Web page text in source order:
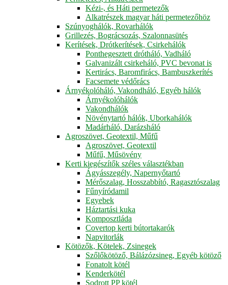
Kézi-, és Háti permetezők
Alkatrészek magyar háti permetezőhöz
Szúnyoghálók, Rovarhálók
Grillezés, Bográcsozás, Szalonnasütés
Kerítések, Drótkerítések, Csirkehálók
Ponthegesztett drótháló, Vadháló
Galvanizált csirkeháló, PVC bevonat is
Kertirács, Baromfirács, Bambuszkerítés
Facsemete védőrács
Árnyékolóháló, Vakondháló, Egyéb hálók
Árnyékolóhálók
Vakondhálók
Növénytartó hálók, Uborkahálók
Madárháló, Darázsháló
Agroszövet, Geotextil, Műfű
Agroszövet, Geotextil
Műfű, Műsövény
Kerti kiegészítők széles választékban
Ágyásszegély, Napernyőtartó
Mérőszalag, Hosszabbító, Ragasztószalag
Fűnyíródamil
Egyebek
Háztartási kuka
Komposztláda
Covertop kerti bútortakarók
Napvitorlák
Kötözők, Kötelek, Zsinegek
Szőlőkötöző, Bálázózsineg, Egyéb kötöző
Fonatolt kötél
Kenderkötél
Sodrott PP kötél